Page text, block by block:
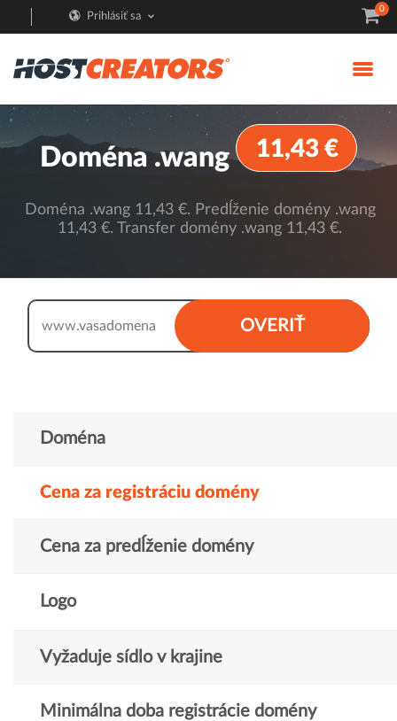
Prihlásiť sa
0
Doména .wang 11,43 €
Doména .wang 11,43 €. Predĺženie domény .wang
11,43 €. Transfer domény .wang 11,43 €.
OVERIŤ
www.
Doména
Cena za registráciu domény
Cena za predĺženie domény
Logo
Vyžaduje sídlo v krajine
Minimálna doba registrácie domény